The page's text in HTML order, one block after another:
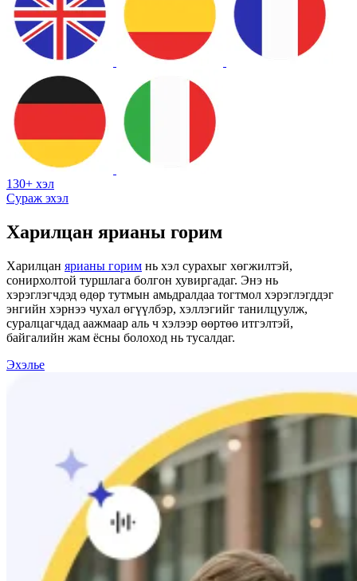
130+ хэл
Сураж эхэл
Харилцан ярианы горим
Харилцан ярианы горим нь хэл сурахыг хөгжилтэй,
сонирхолтой туршлага болгон хувиргадаг. Энэ нь
хэрэглэгчдэд өдөр тутмын амьдралдаа тогтмол хэрэглэгддэг
энгийн хэрнээ чухал өгүүлбэр, хэллэгийг танилцуулж,
суралцагчдад аажмаар аль ч хэлээр өөртөө итгэлтэй,
байгалийн жам ёсны болоход нь тусалдаг.
Эхэлье